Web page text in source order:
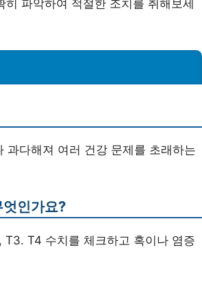
파악하여 적절한 조치를 취해보세
과다해져 여러 건강 문제를 초래하는
인가요?
T4 수치를 체크하고 혹이나 염증